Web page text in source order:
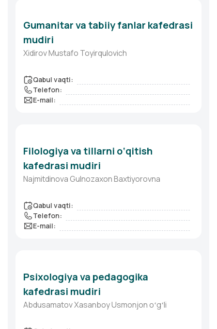
Gumanitar va tabiiy fanlar kafedrasi
mudiri
Xidirov Mustafo Toyirqulovich
Qabul vaqti:
Telefon:
E-mail:
Filologiya va tillarni o‘qitish
kafedrasi mudiri
Najmitdinova Gulnozaxon Baxtiyorovna
Qabul vaqti:
Telefon:
E-mail:
Psixologiya va pedagogika
kafedrasi mudiri
Abdusamatov Xasanboy Usmonjon oʻgʻli